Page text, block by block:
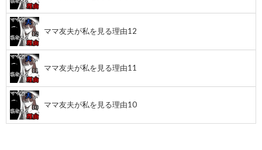
ママ友夫が私を見る理由12
ママ友夫が私を見る理由11
ママ友夫が私を見る理由10